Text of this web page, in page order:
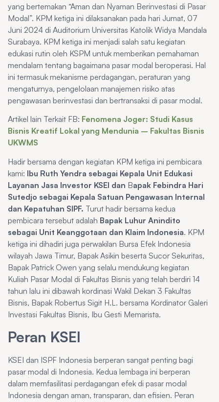
yang bertemakan “Aman dan Nyaman Berinvestasi di Pasar
Modal”. KPM ketiga ini dilaksanakan pada hari Jumat, 07
Juni 2024 di Auditorium Universitas Katolik Widya Mandala
Surabaya. KPM ketiga ini menjadi salah satu kegiatan
edukasi rutin oleh KSPM untuk memberikan pemahaman
mendalam tentang bagaimana pasar modal beroperasi. Hal
ini termasuk mekanisme perdagangan, peraturan yang
mengaturnya, pengelolaan manajemen risiko atas
pengawasan berinvestasi dan bertransaksi di pasar modal.
Artikel lain Terkait FB: Fenomena Joger: Studi Kasus
Bisnis Kreatif Lokal yang Mendunia – Fakultas Bisnis
UKWMS
Hadir bersama dengan kegiatan KPM ketiga ini pembicara
kami: Ibu Ruth Yendra sebagai Kepala Unit Edukasi
Layanan Jasa Investor KSEI dan Bapak Febindra Hari
Sutedjo sebagai Kepala Satuan Pengawasan Internal
dan Kepatuhan SIPF. Turut hadir bersama kedua
pembicara tersebut adalah Bapak Luhur Anindito
sebagai Unit Keanggotaan dan Klaim Indonesia. KPM
ketiga ini dihadiri juga perwakilan Bursa Efek Indonesia
wilayah Jawa Timur, Bapak Asikin beserta Sucor Sekuritas,
Bapak Patrick Owen yang selalu mendukung kegiatan
Kuliah Pasar Modal di Fakultas Bisnis yang telah berdiri 14
tahun lalu ini dibawah kordinasi Wakil Dekan 3 Fakultas
Bisnis, Bapak Robertus Sigit H.L. bersama Kordinator Galeri
Investasi Fakultas Bisnis, Ibu Gesti Memarista.
Peran KSEI
KSEI dan ISPF Indonesia berperan sangat penting bagi
pasar modal di Indonesia. Kedua lembaga ini berperan
dalam memfasilitasi perdagangan efek di pasar modal
Indonesia dengan aman, transparan, dan efisien. Peran